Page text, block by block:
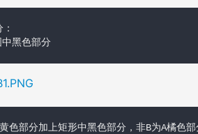
黑色部分
色部分加上矩形中黑色部分，非B为A橘色